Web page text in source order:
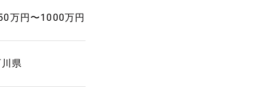
万円〜1000万円
県